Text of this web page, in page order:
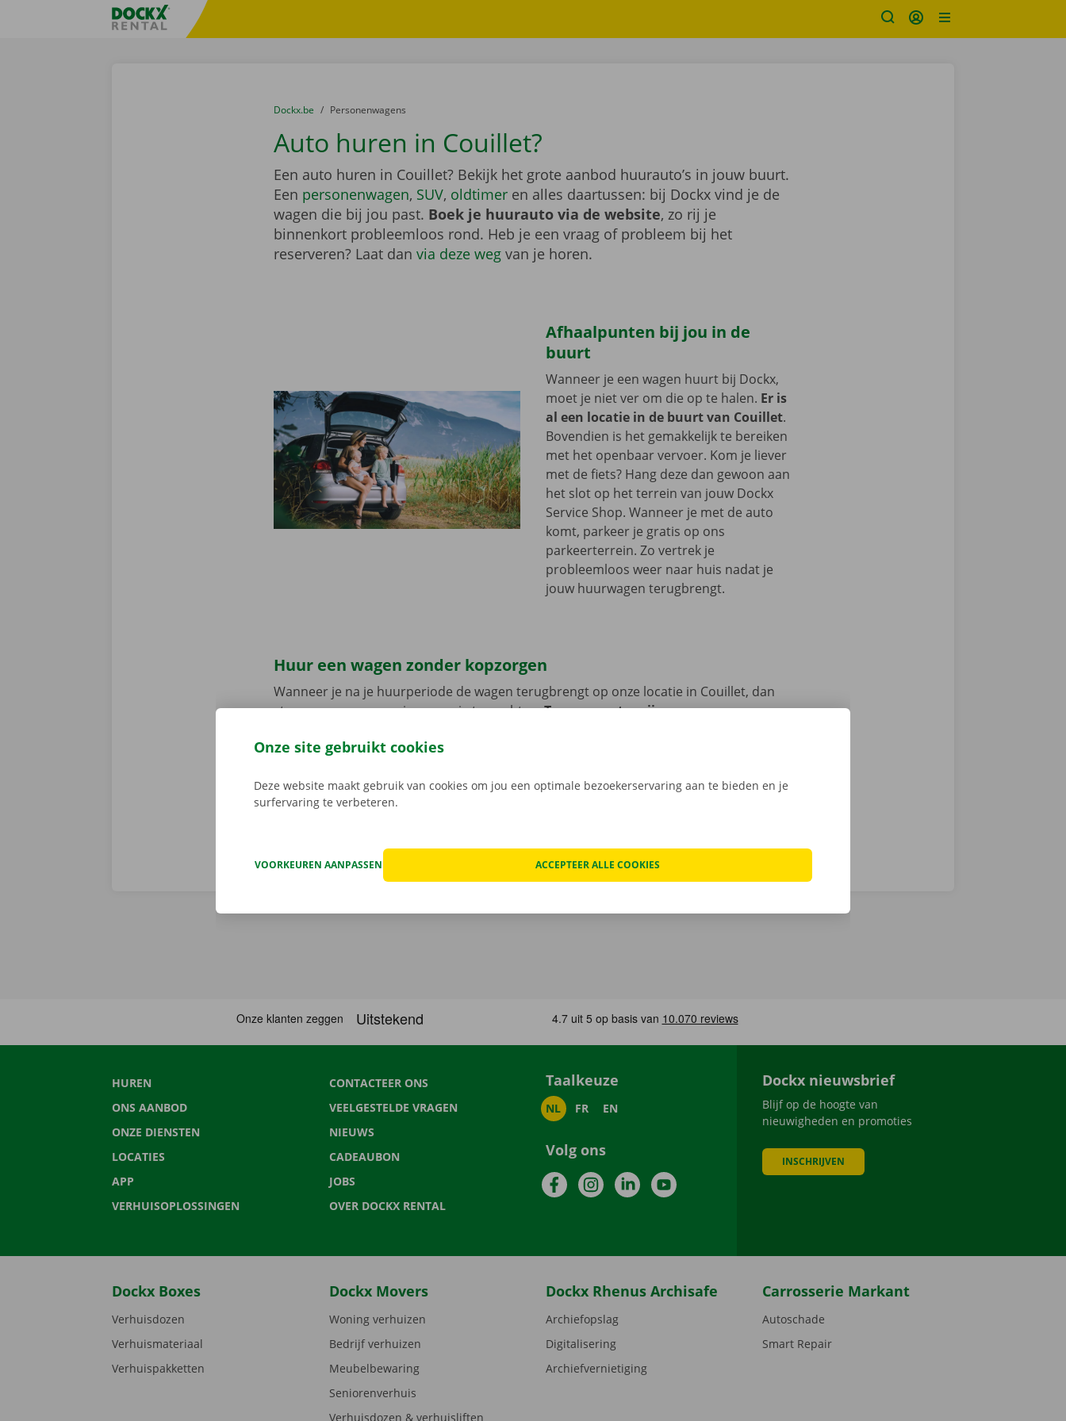
Taalselectie overslaanFratello DEMO
U bevindt zich hier:
van
Dockx.be naar
Personenwagens
Auto huren in Couillet?
Een auto huren in Couillet? Bekijk het grote aanbod huurauto’s in jouw buurt.
Een personenwagen, SUV, oldtimeren alles daartussen: bij Dockx vind je de
wagen die bij jou past. Boek je huurauto via de website, zo rij je
binnenkort probleemloos rond. Heb je een vraag of probleem bij het
reserveren? Laat dan via deze wegvan je horen.
Afhaalpunten bij jou in de
buurt
Wanneer je een wagen huurt bij Dockx,
moet je niet ver om die op te halen. Er is
al een locatie in de buurt van Couillet.
Bovendien is het gemakkelijk te bereiken
met het openbaar vervoer. Kom je liever
met de fiets? Hang deze dan gewoon aan
het slot op het terrein van jouw Dockx
Service Shop. Wanneer je met de auto
komt, parkeer je gratis op ons
parkeerterrein. Zo vertrek je
probleemloos weer naar huis nadat je
jouw huurwagen terugbrengt.
Huur een wagen zonder kopzorgen
Wanneer je na je huurperiode de wagen terugbrengt op onze locatie in Couillet, dan
staan er geen verrassingen op je te wachten.Transparante prijzen en een
voorhand samen de schade aan de auto. Je geniet bij technische problemen ook 24/7
HUREN
ONS AANBOD
ONZE DIENSTEN
LOCATIES
APP
VERHUISOPLOSSINGEN
CONTACTEER ONS
VEELGESTELDE VRAGEN
NIEUWS
CADEAUBON
JOBS
OVER DOCKX RENTAL
Taalkeuze
NL FR EN
Volg ons
FacebookInstagramLinkedInYouTube
Dockx nieuwsbrief
Blijf op de hoogte van
nieuwigheden en promoties
INSCHRIJVEN
Dockx Boxes
Verhuisdozen
Verhuismateriaal
Verhuispakketten
Dockx Movers
Woning verhuizen
Bedrijf verhuizen
Meubelbewaring
Seniorenverhuis
Verhuisdozen & verhuisliften
Dockx Rhenus Archisafe
Archiefopslag
Digitalisering
Archiefvernietiging
Carrosserie Markant
Autoschade
Smart Repair
Onze site gebruikt cookies
Deze website maakt gebruik van cookies om jou een optimale bezoekerservaring aan te bieden en je
surfervaring te verbeteren.
VOORKEUREN AANPASSEN ACCEPTEER ALLE COOKIES